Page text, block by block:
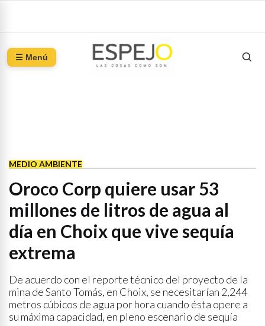
☰ Menú
MEDIO AMBIENTE
Oroco Corp quiere usar 53
millones de litros de agua al
día en Choix que vive sequía
extrema
De acuerdo con el reporte técnico del proyecto de la
mina de Santo Tomás, en Choix, se necesitarían 2,244
metros cúbicos de agua por hora cuando ésta opere a
su máxima capacidad, en pleno escenario de sequía